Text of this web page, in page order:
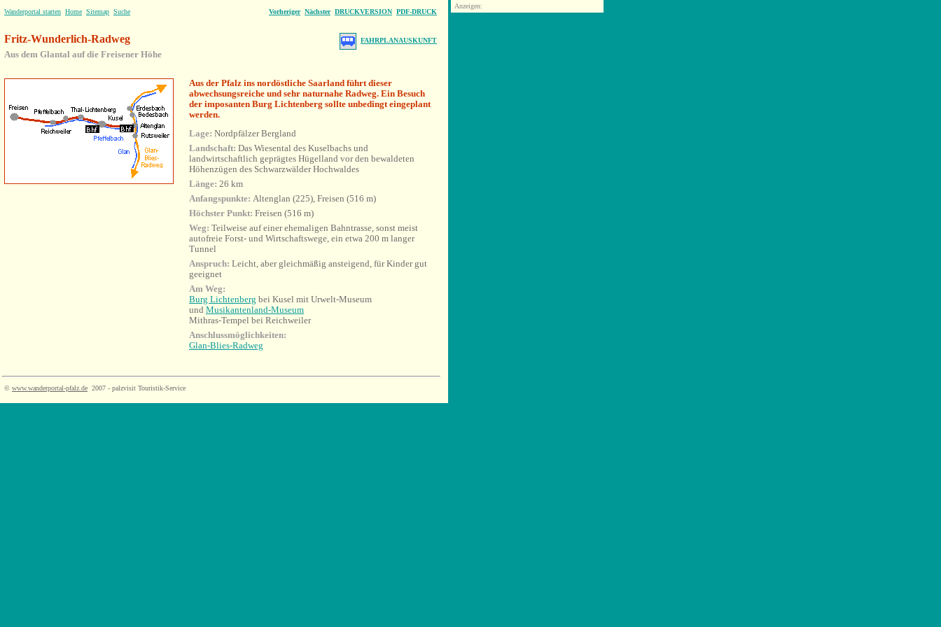
Wanderportal starten Home Sitemap Suche Vorheriger Nächster DRUCKVERSION PDF-DRUCK
Fritz-Wunderlich-Radweg
Aus dem Glantal auf die Freisener Höhe
FAHRPLANAUSKUNFT
Aus der Pfalz ins nordöstliche Saarland führt dieser
abwechsungsreiche und sehr naturnahe Radweg. Ein Besuch
der imposanten Burg Lichtenberg sollte unbedingt eingeplant
werden.
Lage: Nordpfälzer Bergland
Landschaft: Das Wiesental des Kuselbachs und
landwirtschaftlich geprägtes Hügelland vor den bewaldeten
Höhenzügen des Schwarzwälder Hochwaldes
Länge: 26 km
Anfangspunkte: Altenglan (225), Freisen (516 m)
Höchster Punkt: Freisen (516 m)
Weg: Teilweise auf einer ehemaligen Bahntrasse, sonst meist
autofreie Forst- und Wirtschaftswege, ein etwa 200 m langer
Tunnel
Anspruch: Leicht, aber gleichmäßig ansteigend, für Kinder gut
geeignet
Am Weg:
Burg Lichtenberg bei Kusel mit Urwelt-Museum
und Musikantenland-Museum
Mithras-Tempel bei Reichweiler
Anschlussmöglichkeiten:
Glan-Blies-Radweg
© www.wanderportal-pfalz.de 2007 - palzvisit Touristik-Service
Anzeigen: